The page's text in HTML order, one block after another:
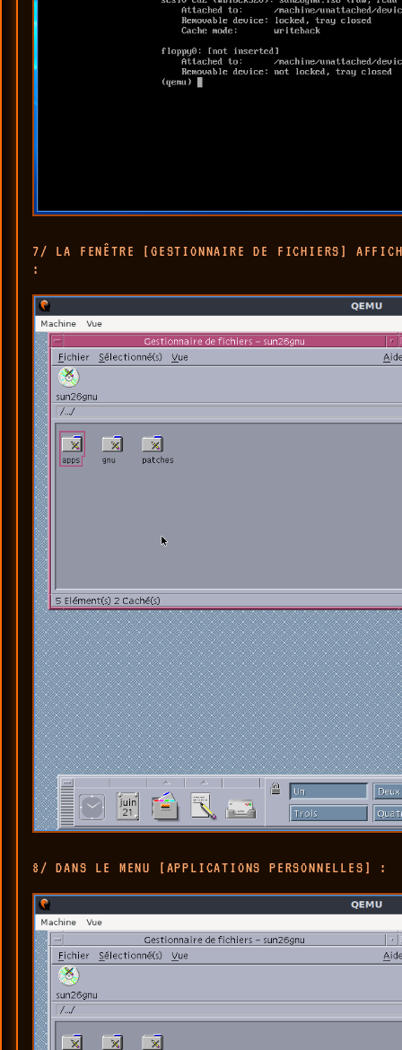
7/ LA FENÊTRE [GESTIONNAIRE DE FICHIERS]
:
8/ DANS LE MENU [APPLICATIONS PERSONNELLES] :